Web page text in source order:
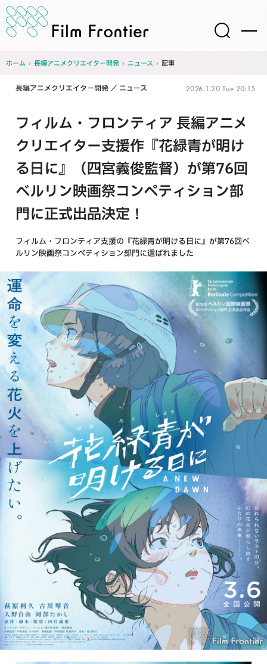
ホーム › 長編アニメクリエイター開発 › ニュース › 記事
フィルム・フロンティア 長編アニメ
クリエイター支援作『花緑青が明け
る日に』（四宮義俊監督）が第76回
ベルリン映画祭コンペティション部
門に正式出品決定！
フィルム・フロンティア支援の『花緑青が明ける日に』が第76回ベ
ルリン映画祭コンペティション部門に選ばれました
長編アニメクリエイター開発 ニュース 2026.1.20 Tue 20:15